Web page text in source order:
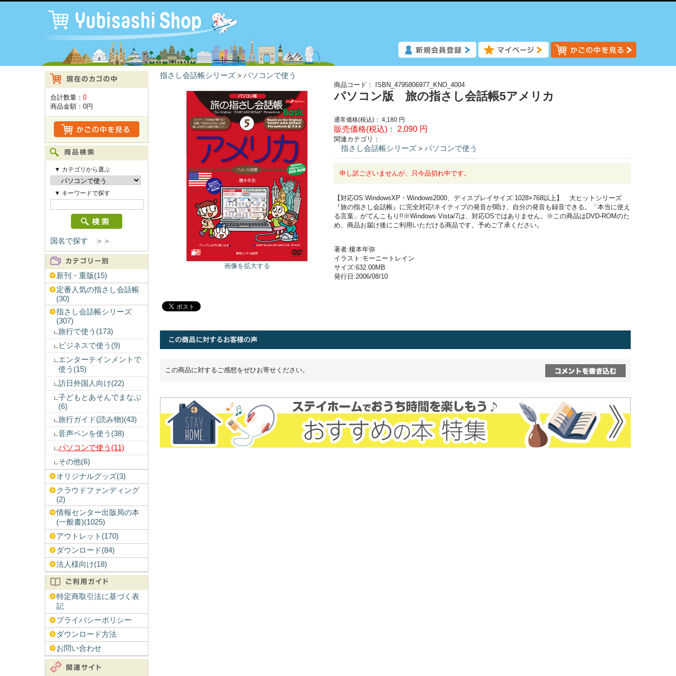
合計数量： 0
商品金額： 0円
▼ カテゴリから選ぶ
▼ キーワードで探す
国名で探す ＞＞
新刊・重版(15)
定番人気の指さし会話帳
(30)
指さし会話帳シリーズ
(307)
旅行で使う(173)
ビジネスで使う(9)
エンターテインメントで
使う(15)
訪日外国人向け(22)
子どもとあそんでまなぶ
(6)
旅行ガイド(読み物)(43)
音声ペンを使う(38)
パソコンで使う(11)
その他(6)
オリジナルグッズ(3)
クラウドファンディング
(2)
情報センター出版局の本
(一般書)(1025)
アウトレット(170)
ダウンロード(84)
法人様向け(18)
特定商取引法に基づく表
記
プライバシーポリシー
ダウンロード方法
お問い合わせ
指さし会話帳シリーズ > パソコンで使う
画像を拡大する
商品コード： ISBN_4795806977_KNO_4004
パソコン版 旅の指さし会話帳5アメリカ
通常価格(税込)： 4,180 円
販売価格(税込)： 2,090 円
関連カテゴリ：
指さし会話帳シリーズ > パソコンで使う
申し訳ございませんが、只今品切れ中です。
【対応OS:WindowsXP・Windows2000、ディスプレイサイズ:1028×768以上】 大ヒットシリーズ
『旅の指さし会話帳』に完全対応!ネイティブの発音が聞け、自分の発音も録音できる。「本当に使え
る言葉」がてんこもり!!※Windows Vista/7は、対応OSではありません。※この商品はDVD-ROMのた
め、商品お届け後にご利用いただける商品です。予めご了承ください。
著者:榎本年弥
イラスト:モーニートレイン
サイズ:632.00MB
発行日:2006/08/10
この商品に対するご感想をぜひお寄せください。